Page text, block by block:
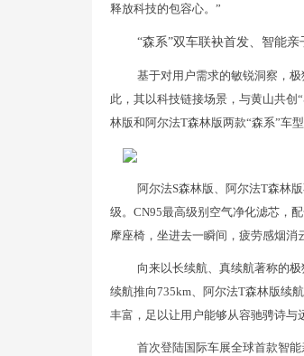
释放科技的包容心。”
“森系”双车联袂首发、智能
基于对用户需求的敏锐洞察，
此，其以科技链接场景，与黄山共创
林版和阿尔法T森林版两款“森系”车
阿尔法S森林版、阿尔法T森林
级。CN95最高级别空气净化滤芯，
摩座椅，坐进去一瞬间，疲劳感烟消
向来以长续航、真续航著称的
续航推向735km、阿尔法T森林版续
丰富，足以让用户能够从容驰骋诗与
首次登陆国际车展全球首款智